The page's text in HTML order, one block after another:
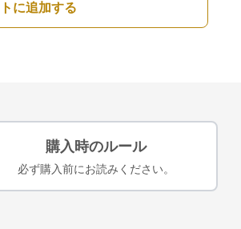
に追加する
購入時のルール
必ず購入前にお読みください。